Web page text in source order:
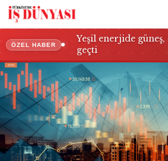
ÖZEL HABER
Yeşil enerjide güneş,
geçti